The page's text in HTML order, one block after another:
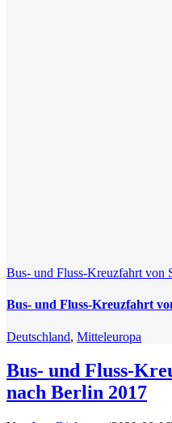
Bus- und Fluss-Kreuzfahrt von
Bus- und Fluss-Kreuzfahrt
Deutschland, Mitteleuropa
Bus- und Fluss-
nach Berlin 2017